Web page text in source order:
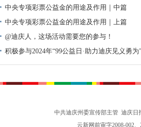
中央专项彩票公益金的用途及作用｜中篇
中央专项彩票公益金的用途及作用｜上篇
@迪庆人，这场活动需要您的参与！
积极参与2024年“99公益日·助力迪庆见义勇
动倡议书